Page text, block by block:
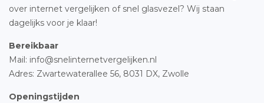
over internet vergelijken of snel glasvezel? Wij staan
dagelijks voor je klaar!
Bereikbaar
Mail: info@snelinternetvergelijken.nl
Adres: Zwartewaterallee 56, 8031 DX, Zwolle
Openingstijden